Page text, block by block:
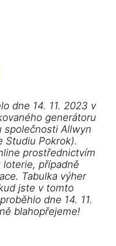
dne 14. 11. 2023 v
generátoru
společnosti Allwyn
Studiu Pokrok).
prostřednictvím
případně
Tabulka výher
jste v tomto
dne 14. 11.
blahopřejeme!